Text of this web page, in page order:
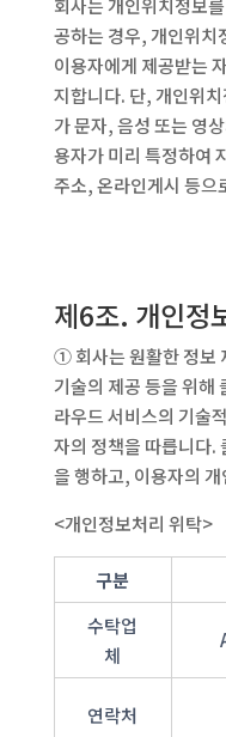
회사는 개인위치정보
공하는 경우, 개인위치
이용자에게 제공받는
지합니다. 단, 개인위
가 문자, 음성 또는 영
용자가 미리 특정하여
주소, 온라인게시 등으
제6조. 개인정
① 회사는 원활한 정보
기술의 제공 등을 위해
라우드 서비스의 기술
자의 정책을 따릅니다.
을 행하고, 이용자의
<개인정보처리 위탁>
구분
수탁업
체
연락처